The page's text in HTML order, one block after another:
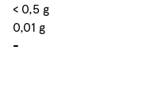
< 0,5 g
0,01 g
-